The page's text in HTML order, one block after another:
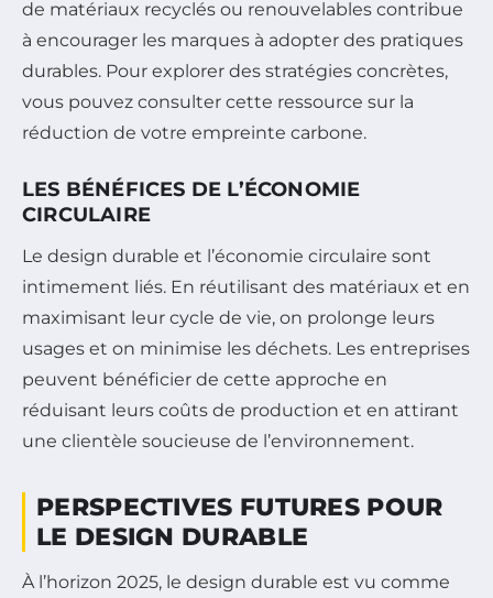
de matériaux recyclés ou renouvelables contribue
à encourager les marques à adopter des pratiques
durables. Pour explorer des stratégies concrètes,
vous pouvez consulter cette ressource sur la
réduction de votre empreinte carbone.
LES BÉNÉFICES DE L’ÉCONOMIE
CIRCULAIRE
Le design durable et l’économie circulaire sont
intimement liés. En réutilisant des matériaux et en
maximisant leur cycle de vie, on prolonge leurs
usages et on minimise les déchets. Les entreprises
peuvent bénéficier de cette approche en
réduisant leurs coûts de production et en attirant
une clientèle soucieuse de l’environnement.
PERSPECTIVES FUTURES POUR
LE DESIGN DURABLE
À l’horizon 2025, le design durable est vu comme